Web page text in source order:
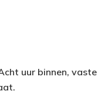
uur binnen, vaste